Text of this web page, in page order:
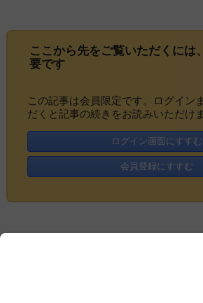
ここから先をご覧いただくには、
要です
この記事は会員限定です。ログイン
だくと記事の続きをお読みいただけま
ログイン画面にすすむ
会員登録にすすむ